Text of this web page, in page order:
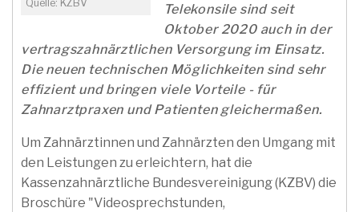
Quelle: KZBV
Telekonsile sind seit
Oktober 2020 auch in der
vertragszahnärztlichen Versorgung im Einsatz.
Die neuen technischen Möglichkeiten sind sehr
effizient und bringen viele Vorteile - für
Zahnarztpraxen und Patienten gleichermaßen.
Um Zahnärztinnen und Zahnärzten den Umgang mit
den Leistungen zu erleichtern, hat die
Kassenzahnärztliche Bundesvereinigung (KZBV) die
Broschüre "Videosprechstunden,